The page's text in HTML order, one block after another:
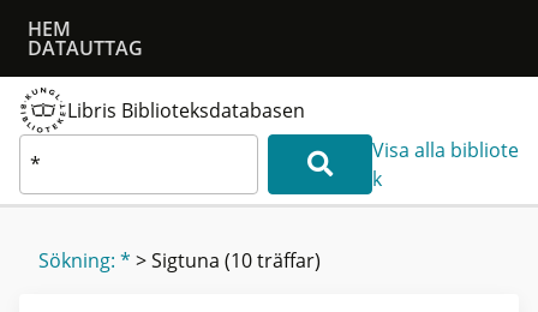
HEM
DATAUTTAG
Libris Biblioteksdatabasen
Visa alla bibliote
k
Sökning: * >Sigtuna (10 träffar)